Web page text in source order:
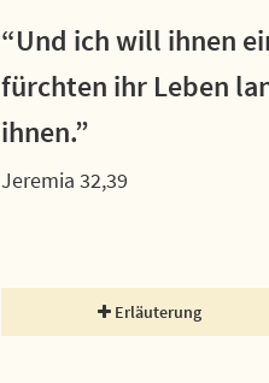
“Und ich will ihnen
fürchten ihr Leben
ihnen.”
Jeremia 32,39
Erläuterung